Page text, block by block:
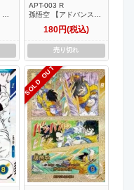
APT-003 R
孫悟空 【アドバンスパ
ック 40th Anniversary
Edition】
180円(税込)
売り切れ
SOLD OUT